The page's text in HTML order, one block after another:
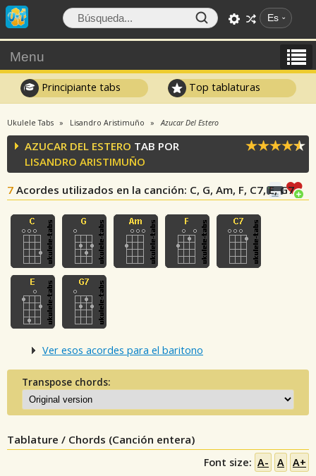
Es
Menu
Principiante tabs Top tablaturas
Ukulele Tabs Lisandro Aristimuño Azucar Del Estero
AZUCAR DEL ESTERO TAB POR
LISANDRO ARISTIMUÑO
7 Acordes utilizados en la canción: C, G, Am, F, C7, E, G7
Ver esos acordes para el baritono
Transpose chords:
Tablature / Chords (Canción entera)
Font size: A- A A+